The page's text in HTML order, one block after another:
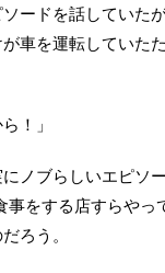
ードを話していた
車を運転してい
！」
ノブらしいエピソ
をする店すらや
ろう。